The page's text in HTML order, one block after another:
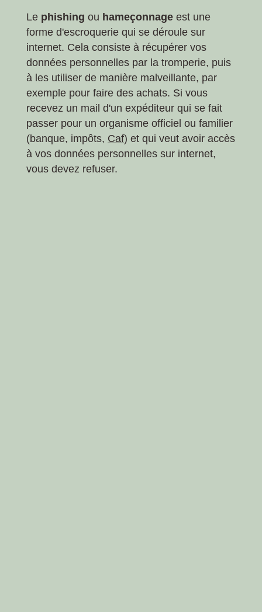
Le phishing ou hameçonnage est une
forme d'escroquerie qui se déroule sur
internet. Cela consiste à récupérer vos
données personnelles par la tromperie, puis
à les utiliser de manière malveillante, par
exemple pour faire des achats. Si vous
recevez un mail d'un expéditeur qui se fait
passer pour un organisme officiel ou familier
(banque, impôts, Caf) et qui veut avoir accès
à vos données personnelles sur internet,
vous devez refuser.